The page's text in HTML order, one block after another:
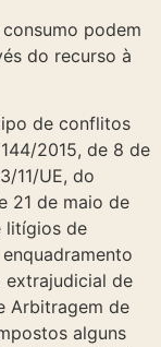
podem
do recurso à
de conflitos
2015, de 8 de
11/UE, do
21 de maio de
litígios de
extrajudicial de
Arbitragem de
alguns